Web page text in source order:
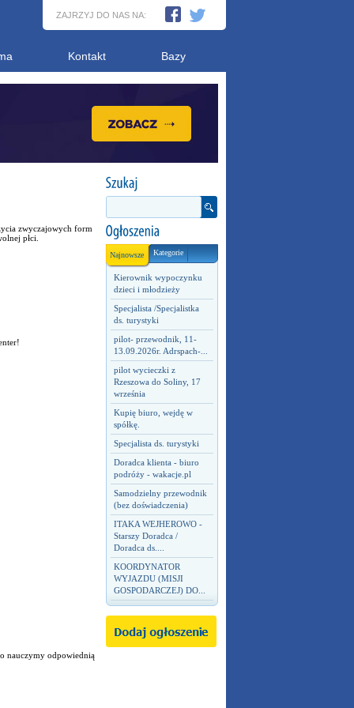
ZAJRZYJ DO NAS NA:
Kontakt Bazy
Najnowsze Kategorie
Kierownik wypoczynku
dzieci i młodzieży
Specjalista /Specjalistka
ds. turystyki
pilot- przewodnik, 11-
13.09.2026r. Adrspach-...
pilot wycieczki z
Rzeszowa do Soliny, 17
września
Kupię biuro, wejdę w
spółkę.
Specjalista ds. turystyki
Doradca klienta - biuro
podróży - wakacje.pl
Samodzielny przewodnik
(bez doświadczenia)
ITAKA WEJHEROWO -
Starszy Doradca /
Doradca ds....
KOORDYNATOR
WYJAZDU (MISJI
GOSPODARCZEJ) DO...
zwyczajowych form
płci.
nauczymy odpowiednią